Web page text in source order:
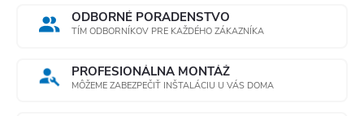
ODBORNÉ PORADENSTVO
TÍM ODBORNÍKOV PRE KAŽDÉHO ZÁKAZNÍKA
PROFESIONÁLNA MONTÁŽ
MÔŽEME ZABEZPEČIŤ INŠTALÁCIU U VÁS DOMA